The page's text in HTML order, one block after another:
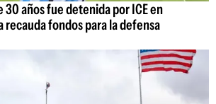
30 años fue detenida por ICE en
recauda fondos para la defensa